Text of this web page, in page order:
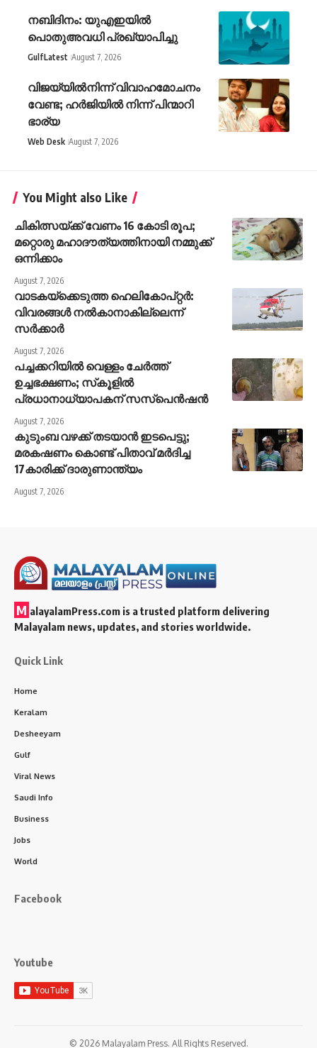
നബിദിനം: യുഎഇയിൽ
പൊതുഅവധി പ്രഖ്യാപിച്ചു
GulfLatest August 7, 2026
വിജയ്‌യിൽനിന്ന് വിവാഹമോചനം
വേണ്ട; ഹർജിയിൽ നിന്ന് പിന്മാറി
ഭാര്യ
Web Desk August 7, 2026
You Might also Like
ചികിത്സയ്ക്ക് വേണം 16 കോടി രൂപ;
മറ്റൊരു മഹാദൗത്യത്തിനായി നമ്മുക്ക്
ഒന്നിക്കാം
August 7, 2026
വാടകയ്‌ക്കെടുത്ത ഹെലികോപ്റ്റർ:
വിവരങ്ങൾ നൽകാനാകില്ലെന്ന്
സർക്കാർ
August 7, 2026
പച്ചക്കറിയില്‍ വെള്ളം ചേര്‍ത്ത്
ഉച്ചഭക്ഷണം; സ്‌കൂളില്‍
പ്രധാനാധ്യാപകന് സസ്‌പെന്‍ഷന്‍
August 7, 2026
കുടുംബ വഴക്ക് തടയാന്‍ ഇടപെട്ടു;
മരകഷണം കൊണ്ട് പിതാവ് മർദിച്ച
17കാരിക്ക് ദാരുണാന്ത്യം
August 7, 2026
M alayalamPress.com is a trusted platform delivering
Malayalam news, updates, and stories worldwide.
Quick Link
Home
Keralam
Desheeyam
Gulf
Viral News
Saudi Info
Business
Jobs
World
Facebook
Youtube
© 2026 Malayalam Press. All Rights Reserved.